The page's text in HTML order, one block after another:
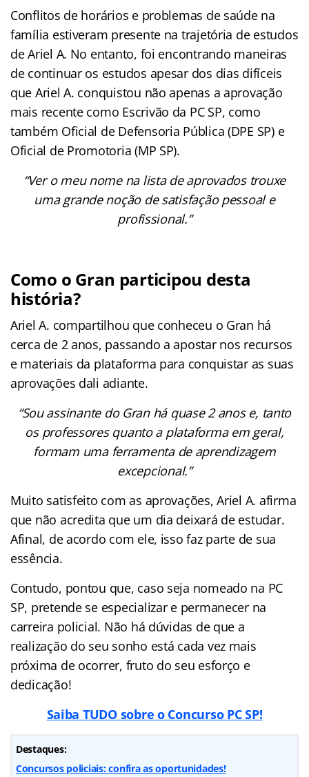
Conflitos de horários e problemas de saúde na
família estiveram presente na trajetória de estudos
de Ariel A. No entanto, foi encontrando maneiras
de continuar os estudos apesar dos dias difíceis
que Ariel A. conquistou não apenas a aprovação
mais recente como Escrivão da PC SP, como
também Oficial de Defensoria Pública (DPE SP) e
Oficial de Promotoria (MP SP).
“Ver o meu nome na lista de aprovados trouxe
uma grande noção de satisfação pessoal e
profissional.”
Como o Gran participou desta
história?
Ariel A. compartilhou que conheceu o Gran há
cerca de 2 anos, passando a apostar nos recursos
e materiais da plataforma para conquistar as suas
aprovações dali adiante.
“Sou assinante do Gran há quase 2 anos e, tanto
os professores quanto a plataforma em geral,
formam uma ferramenta de aprendizagem
excepcional.”
Muito satisfeito com as aprovações, Ariel A. afirma
que não acredita que um dia deixará de estudar.
Afinal, de acordo com ele, isso faz parte de sua
essência.
Contudo, pontou que, caso seja nomeado na PC
SP, pretende se especializar e permanecer na
carreira policial. Não há dúvidas de que a
realização do seu sonho está cada vez mais
próxima de ocorrer, fruto do seu esforço e
dedicação!
Saiba TUDO sobre o Concurso PC SP!
Destaques:
Concursos policiais: confira as oportunidades!